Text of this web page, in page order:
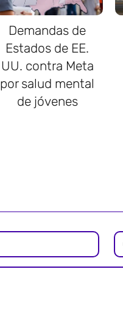
Demandas de
Estados de EE.
UU. contra Meta
por salud mental
de jóvenes